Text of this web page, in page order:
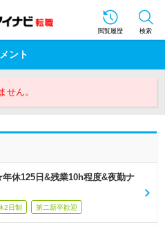
閲覧履歴 検索
ント
せん。
休125日&残業10h程度&夜勤ナ
2日制 第二新卒歓迎